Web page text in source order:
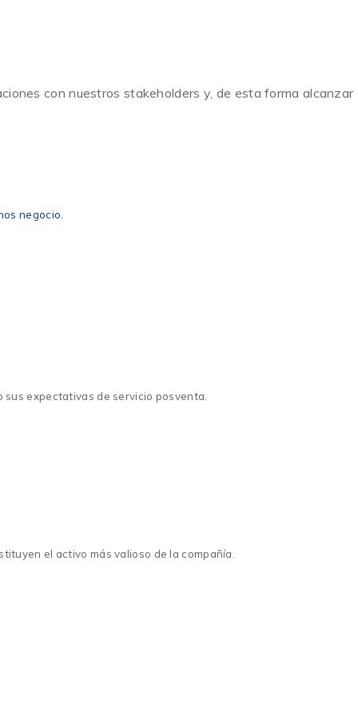
con nuestros stakeholders y, de esta forma alcanzar
negocio.
expectativas de servicio posventa.
el activo más valioso de la compañía.